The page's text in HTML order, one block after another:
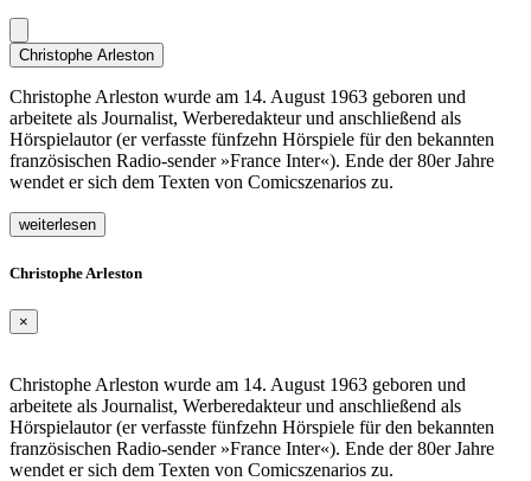
Christophe Arleston
Christophe Arleston wurde am 14. August 1963 geboren und
arbeitete als Journalist, Werberedakteur und anschließend als
Hörspielautor (er verfasste fünfzehn Hörspiele für den bekannten
französischen Radio-sender »France Inter«). Ende der 80er Jahre
wendet er sich dem Texten von Comicszenarios zu.
weiterlesen
Christophe Arleston
×
Christophe Arleston wurde am 14. August 1963 geboren und
arbeitete als Journalist, Werberedakteur und anschließend als
Hörspielautor (er verfasste fünfzehn Hörspiele für den bekannten
französischen Radio-sender »France Inter«). Ende der 80er Jahre
wendet er sich dem Texten von Comicszenarios zu.